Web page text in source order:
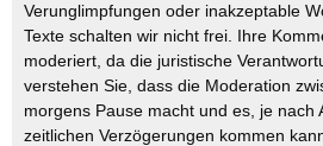
Verunglimpfungen oder inakzeptable
Texte schalten wir nicht frei. Ihre
moderiert, da die juristische
verstehen Sie, dass die Moderation
morgens Pause macht und es, je nach
zeitlichen Verzögerungen kommen